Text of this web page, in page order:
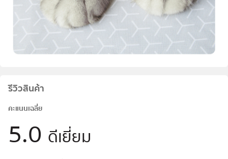
รีวิวสินค้า
คะแนนเฉลี่ย
5.0 ดีเยี่ยม